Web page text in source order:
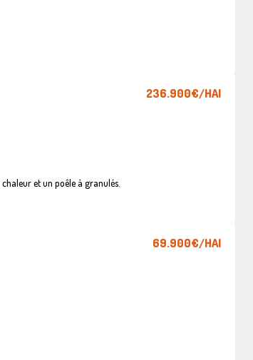
236.900€/HAI
et un poêle à granulés.
69.900€/HAI